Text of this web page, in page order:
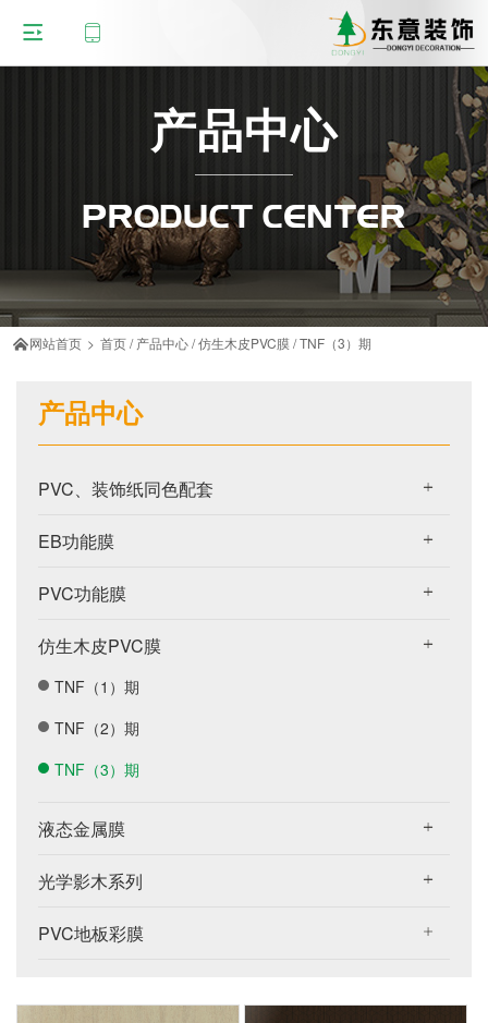
产品中心
PRODUCT CENTER
网站首页 > 首页/产品中心/仿生木皮PVC膜/TNF（3）期
产品中心
PVC、装饰纸同色配套
EB功能膜
PVC功能膜
仿生木皮PVC膜
TNF（1）期
TNF（2）期
TNF（3）期
液态金属膜
光学影木系列
PVC地板彩膜